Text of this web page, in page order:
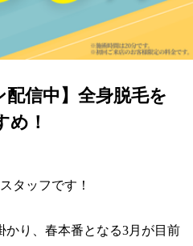
配信中】全身脱毛を
め！
タッフです！
かり、春本番となる3月が目前